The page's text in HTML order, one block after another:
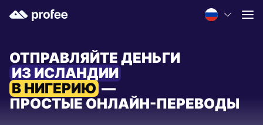
ОТПРАВЛЯЙТЕ ДЕНЬГИ
ИЗ ИСЛАНДИИ
В НИГЕРИЮ —
ПРОСТЫЕ ОНЛАЙН-ПЕРЕВОДЫ